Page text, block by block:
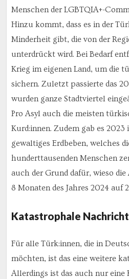
Menschen der LGBTQIA+-
Hinzu kommt, dass es in der
Minderheit gibt, die von der
unterdrückt wird. Bei Bedarf
Krieg im eigenen Land, um die
sichern. Zuletzt passierte das
wurden ganze Stadtviertel
Pro Asyl auch die meisten
Kurd:innen. Zudem gab es 2023
gewaltiges Erdbeben, welches
hunderttausenden Menschen
auch der Grund dafür, wieso
8 Monaten des Jahres 2024 auf
Katastrophale Nachricht
Für alle Türk:innen, die in
möchten, ist das eine weitere
Allerdings ist das auch nur eine